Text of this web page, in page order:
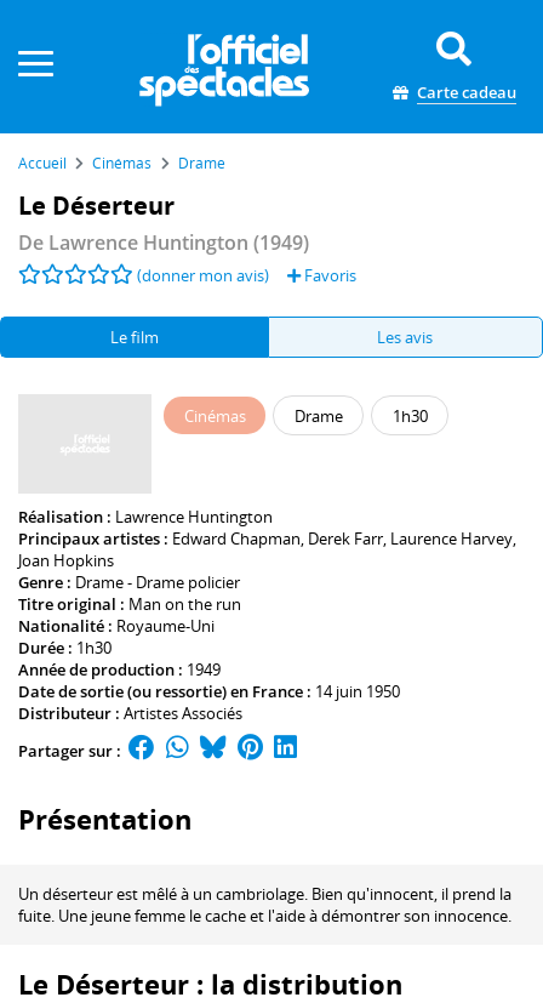
Carte cadeau
Accueil Cinémas Drame
Le Déserteur
De Lawrence Huntington (1949)
(donner mon avis) Favoris
Le film Les avis
Cinémas Drame 1h30
Réalisation : Lawrence Huntington
Principaux artistes : Edward Chapman, Derek Farr, Laurence Harvey,
Joan Hopkins
Genre : Drame - Drame policier
Titre original : Man on the run
Nationalité : Royaume-Uni
Durée : 1h30
Année de production : 1949
Date de sortie (ou ressortie) en France : 14 juin 1950
Distributeur : Artistes Associés
Partager sur :
Présentation
Un déserteur est mêlé à un cambriolage. Bien qu'innocent, il prend la
fuite. Une jeune femme le cache et l'aide à démontrer son innocence.
Le Déserteur : la distribution